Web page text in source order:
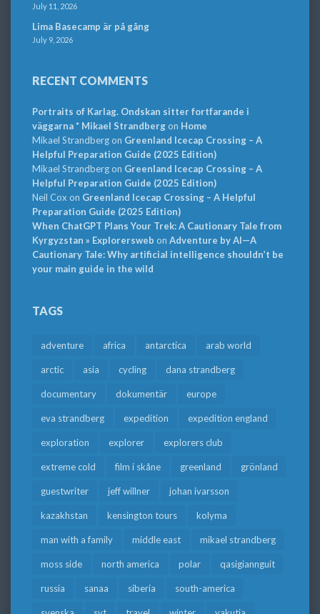
July 11, 2026
Lima Basecamp är på gång
July 9, 2026
RECENT COMMENTS
Portraits of Karlag. Ondskan sitter fortfarande i
väggarna * Mikael Strandbergon Home
Mikael Strandbergon Greenland Icecap Crossing – A
Helpful Preparation Guide (2025 Edition)
Mikael Strandbergon Greenland Icecap Crossing – A
Helpful Preparation Guide (2025 Edition)
Neil Cox on Greenland Icecap Crossing – A Helpful
Preparation Guide (2025 Edition)
When ChatGPT Plans Your Trek: A Cautionary Tale from
Kyrgyzstan » Explorersweb on Adventure by AI—A
Cautionary Tale: Why artificial intelligence shouldn’t be
your main guide in the wild
TAGS
adventure africa antarctica arab world
arctic asia cycling dana strandberg
documentary dokumentär europe
eva strandberg expedition expedition england
exploration explorer explorers club
extreme cold film i skåne greenland grönland
guestwriter jeff willner johan ivarsson
kazakhstan kensington tours kolyma
man with a family middle east mikael strandberg
moss side north america polar qasigiannguit
russia sanaa siberia south-america